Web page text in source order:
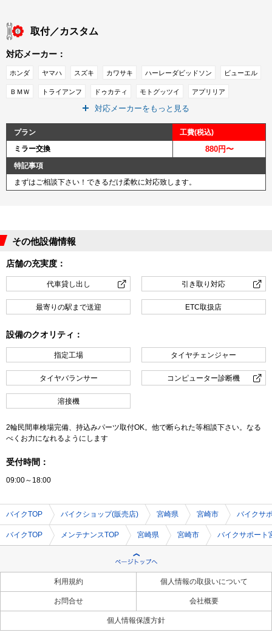
取付／カスタム
対応メーカー：
ホンダ ヤマハ スズキ カワサキ ハーレーダビッドソン ビューエル
ＢＭＷ トライアンフ ドゥカティ モトグッツイ アプリリア
ＭＶアグスタ ベスパ ＫＴＭ キムコ
インディアン
対応メーカーをもっと見る
プラン
工費(税込)
ミラー交換
880円〜
特記事項
まずはご相談下さい！できるだけ柔軟に対応致します。
その他設備情報
店舗の充実度：
代車貸し出し 引き取り対応
最寄りの駅まで送迎 ETC取扱店
設備のクオリティ：
指定工場 タイヤチェンジャー
タイヤバランサー コンピューター診断機
溶接機
2輪民間車検場完備、持込みパーツ取付OK。他で断られた等相談下さい。なる
べくお力になれるようにします
受付時間：
09:00～18:00
バイクTOP バイクショップ(販売店) 宮崎県 宮崎市 バイクサ
バイクTOP メンテナンスTOP 宮崎県 宮崎市 バイクサポート
利用規約 個人情報の取扱いについて
お問合せ 会社概要
個人情報保護方針